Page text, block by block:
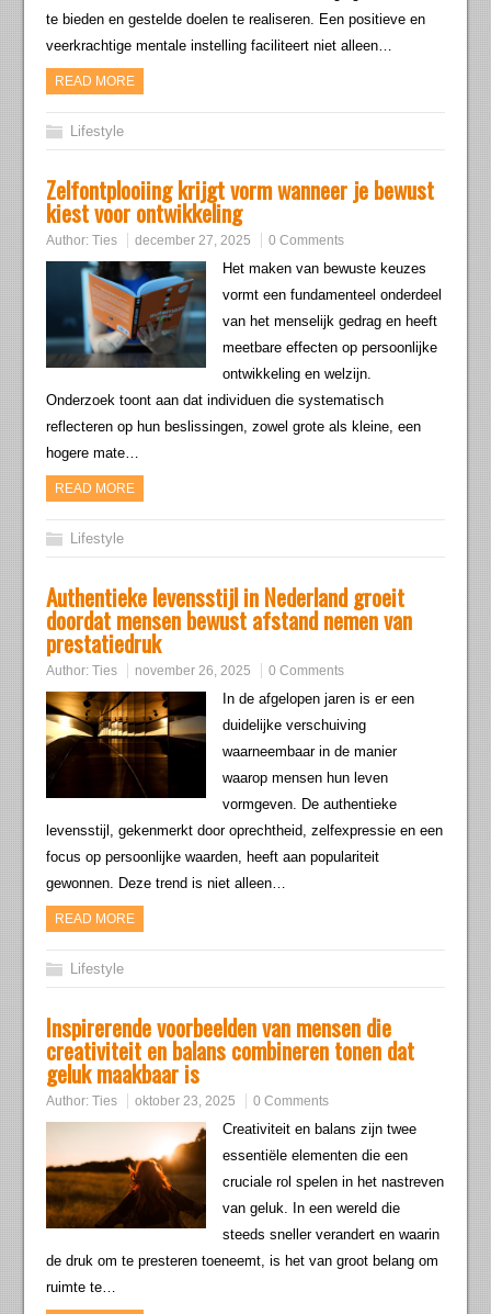
te bieden en gestelde doelen te realiseren. Een positieve en
veerkrachtige mentale instelling faciliteert niet alleen…
READ MORE
Lifestyle
Zelfontplooiing krijgt vorm wanneer je bewust
kiest voor ontwikkeling
Author:Ties december 27, 2025 0 Comments
Het maken van bewuste keuzes
vormt een fundamenteel onderdeel
van het menselijk gedrag en heeft
meetbare effecten op persoonlijke
ontwikkeling en welzijn.
Onderzoek toont aan dat individuen die systematisch
reflecteren op hun beslissingen, zowel grote als kleine, een
hogere mate…
READ MORE
Lifestyle
Authentieke levensstijl in Nederland groeit
doordat mensen bewust afstand nemen van
prestatiedruk
Author:Ties november 26, 2025 0 Comments
In de afgelopen jaren is er een
duidelijke verschuiving
waarneembaar in de manier
waarop mensen hun leven
vormgeven. De authentieke
levensstijl, gekenmerkt door oprechtheid, zelfexpressie en een
focus op persoonlijke waarden, heeft aan populariteit
gewonnen. Deze trend is niet alleen…
READ MORE
Lifestyle
Inspirerende voorbeelden van mensen die
creativiteit en balans combineren tonen dat
geluk maakbaar is
Author:Ties oktober 23, 2025 0 Comments
Creativiteit en balans zijn twee
essentiële elementen die een
cruciale rol spelen in het nastreven
van geluk. In een wereld die
steeds sneller verandert en waarin
de druk om te presteren toeneemt, is het van groot belang om
ruimte te…